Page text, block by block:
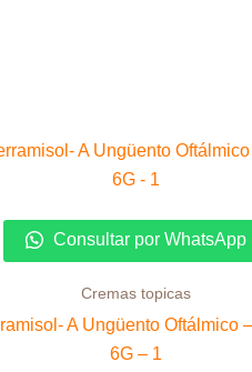
Consultar por WhatsApp
Cremas topicas
A Ungüento Oftálmico
6G – 1